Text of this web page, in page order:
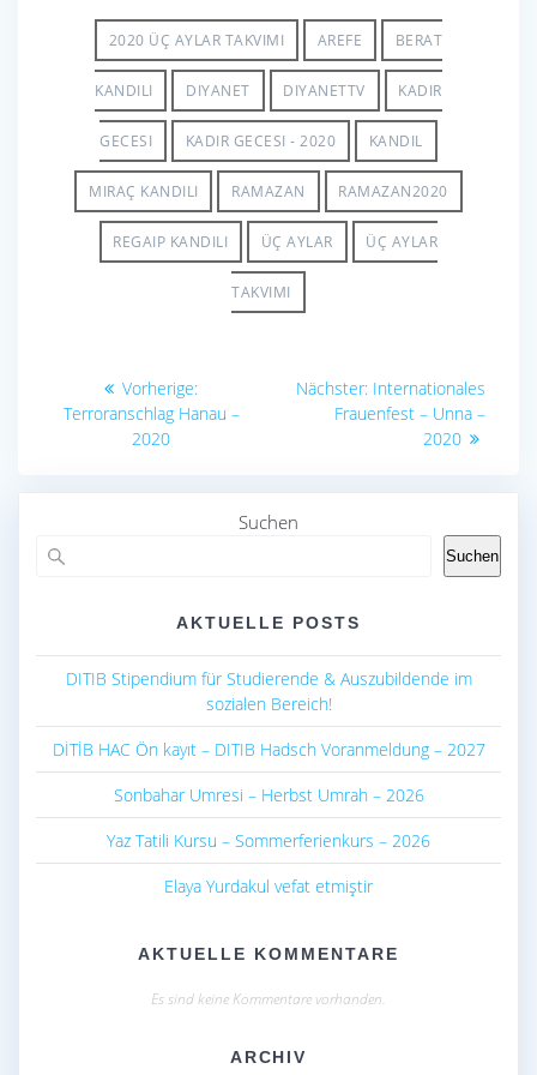
e
b
o
o
k
ail at
s
A
p
p
ar
e
2020 ÜÇ AYLAR TAKVIMI AREFE BERAT
KANDILI DIYANET DIYANETTV KADIR
GECESI KADIR GECESI - 2020 KANDIL
MIRAÇ KANDILI RAMAZAN RAMAZAN2020
REGAIP KANDILI ÜÇ AYLAR ÜÇ AYLAR
TAKVIMI
Beitragsnavigation
Vorherige:Vorheriger
Beitrag:
Terroranschlag Hanau –
2020
Nächster: Nächster
Beitrag:
Internationales
Frauenfest – Unna –
2020
Suchen
Suchen
AKTUELLE POSTS
DITIB Stipendium für Studierende & Auszubildende im
sozialen Bereich!
DİTİB HAC Ön kayıt – DITIB Hadsch Voranmeldung – 2027
Sonbahar Umresi – Herbst Umrah – 2026
Yaz Tatili Kursu – Sommerferienkurs – 2026
Elaya Yurdakul vefat etmiştir
AKTUELLE KOMMENTARE
Es sind keine Kommentare vorhanden.
ARCHIV